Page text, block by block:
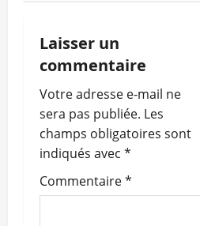
t
i
o
n
d
’
Laisser un
commentaire
Votre adresse e-mail ne
sera pas publiée. Les
champs obligatoires sont
indiqués avec *
Commentaire*